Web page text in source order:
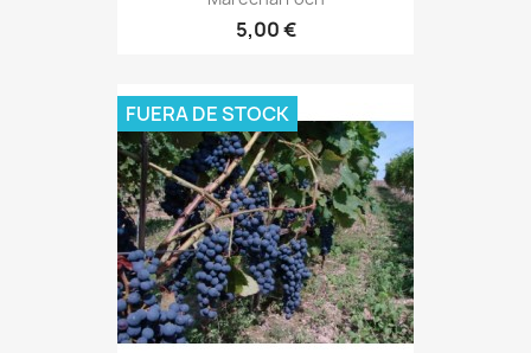
5,00 €
FUERA DE STOCK